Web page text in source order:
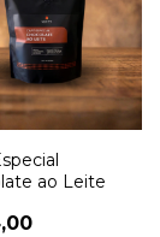
ao Leite